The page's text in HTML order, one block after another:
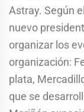
Astray. Según
nuevo
organizar los
organización:
plata,
que se